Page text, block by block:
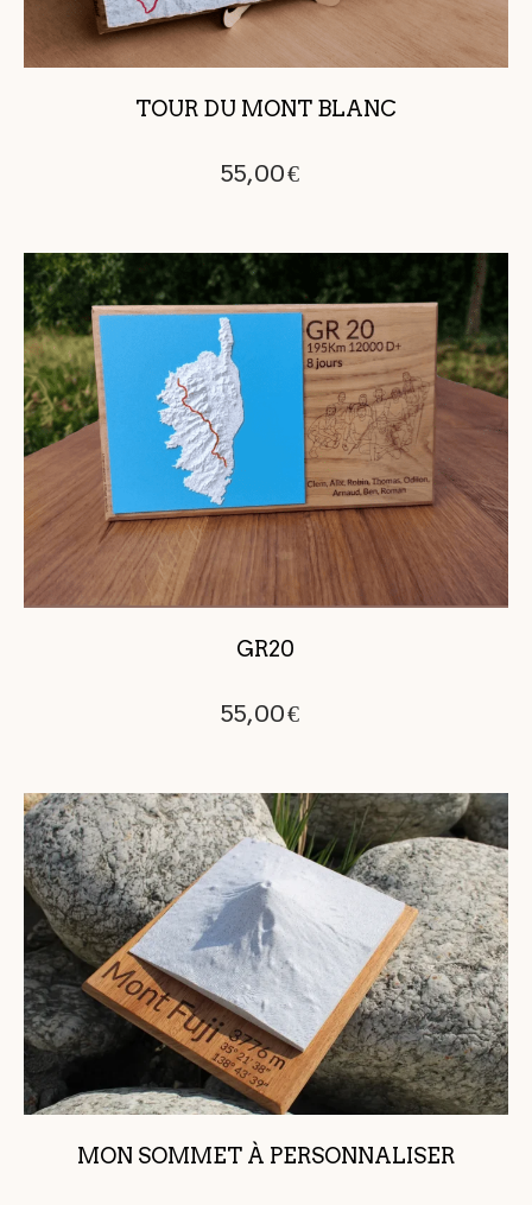
TOUR DU MONT BLANC
55,00€
GR20
55,00€
MON SOMMET À PERSONNALISER